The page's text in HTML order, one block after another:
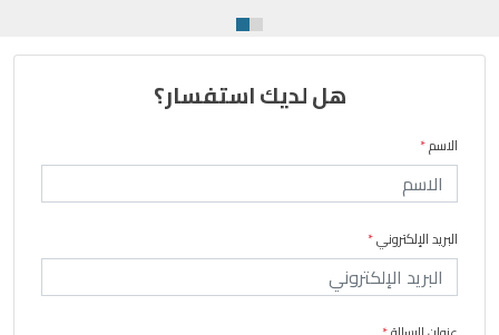
هل لديك استفسار؟
الاسم*
البريد الإلكتروني*